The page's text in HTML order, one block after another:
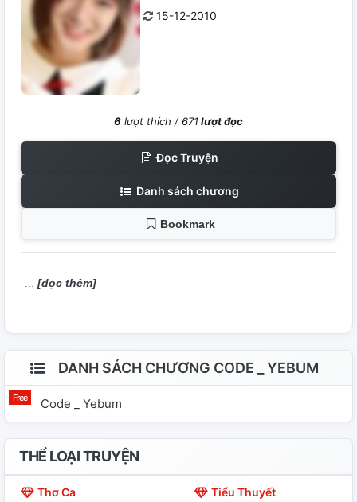
15-12-2010
6 lượt thích / 671lượt đọc
Đọc Truyện
Danh sách chương
Bookmark
[đọc thêm]
DANH SÁCH CHƯƠNG CODE _ YEBUM
Code _ Yebum
THỂ LOẠI TRUYỆN
Thơ Ca Tiểu Thuyết